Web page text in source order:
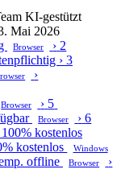
KI-gestützt
Mai 2026
Browser › 2
› 3
›
Browser › 5
Browser › 6
100% kostenlos
kostenlos Windows
offline Browser ›